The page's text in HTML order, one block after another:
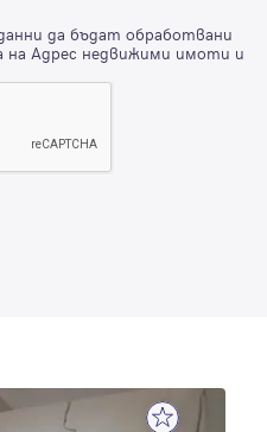
да бъдат обработвани
на Адрес недвижими имоти и